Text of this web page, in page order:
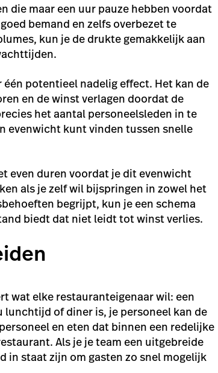
die maar een uur pauze hebben voordat
bemand en zelfs overbezet te
kun je de drukte gemakkelijk aan
potentieel nadelig effect. Het kan de
en de winst verlagen doordat de
het aantal personeelsleden in te
evenwicht kunt vinden tussen snelle
even duren voordat je dit evenwicht
als je zelf wil bijspringen in zowel het
begrijpt, kun je een schema
biedt dat niet leidt tot winst verlies.
wat elke restauranteigenaar wil: een
lunchtijd of diner is, je personeel kan de
en eten dat binnen een redelijke
Als je je team een uitgebreide
in staat zijn om gasten zo snel mogelijk